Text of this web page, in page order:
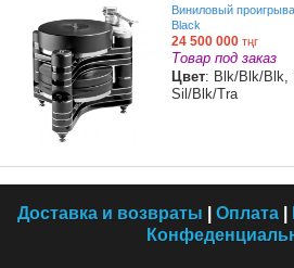
Виниловый
Black
24 500 000 тңг
Товар под заказ
Цвет: Blk/Blk/Blk,
Sil/Blk/Tra
Доставка и возвраты Оплата|